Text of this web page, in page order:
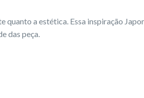
a estética. Essa inspiração
das peça.